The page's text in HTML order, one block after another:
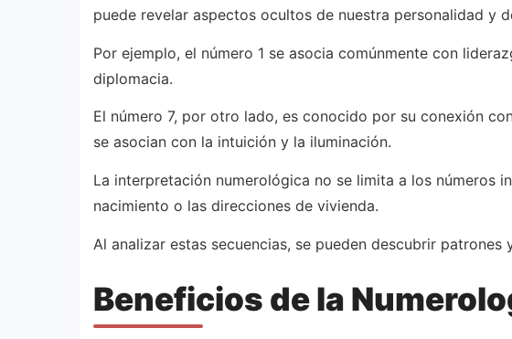
puede revelar aspectos ocultos de nuestra personalidad y
Por ejemplo, el número 1 se asocia comúnmente con
diplomacia.
El número 7, por otro lado, es conocido por su conexión
se asocian con la intuición y la iluminación.
La interpretación numerológica no se limita a los números
nacimiento o las direcciones de vivienda.
Al analizar estas secuencias, se pueden descubrir
Beneficios de la